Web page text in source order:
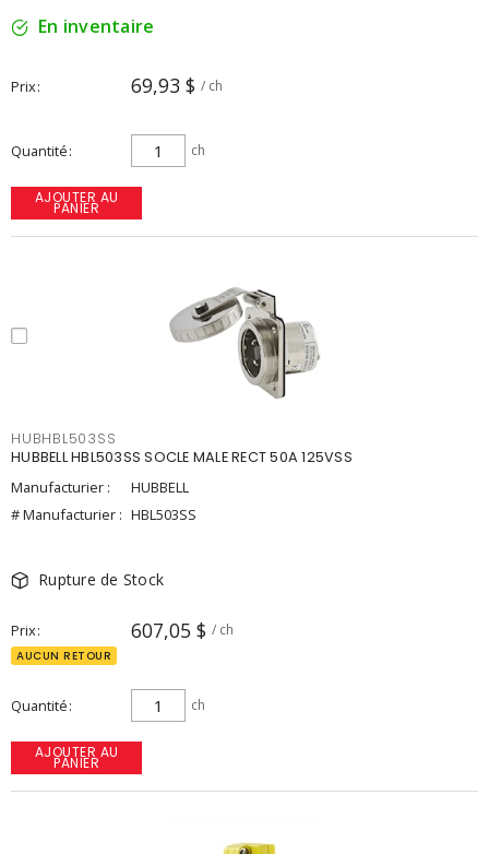
En inventaire
Prix 69,93 $ / ch
Quantité ch
AJOUTER AU
PANIER
HUBHBL503SS
HUBBELL HBL503SS SOCLE MALE RECT 50A 125VSS
Manufacturier :
HUBBELL
# Manufacturier : HBL503SS
Rupture de Stock
Prix 607,05 $ / ch
AUCUN RETOUR
Quantité ch
AJOUTER AU
PANIER